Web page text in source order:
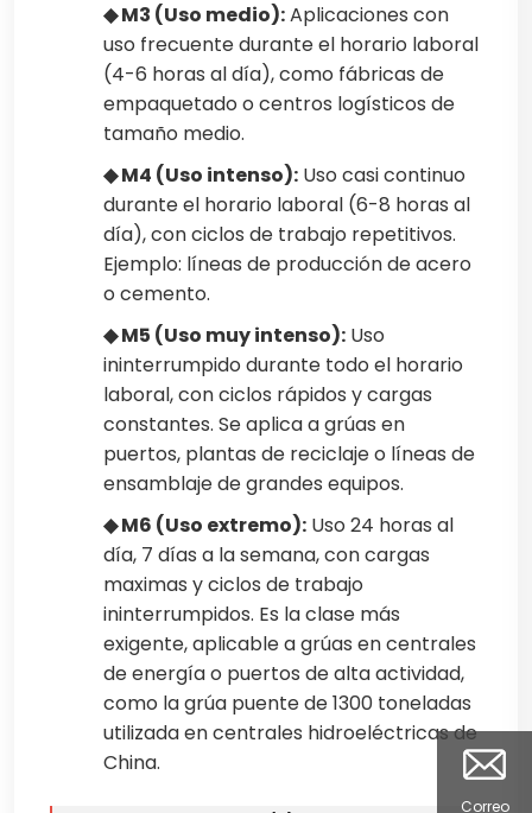
◆ M3 (Uso medio):Aplicaciones con
uso frecuente durante el horario laboral
(4-6 horas al día), como fábricas de
empaquetado o centros logísticos de
tamaño medio.
◆ M4 (Uso intenso): Uso casi continuo
durante el horario laboral (6-8 horas al
día), con ciclos de trabajo repetitivos.
Ejemplo: líneas de producción de acero
o cemento.
◆ M5 (Uso muy intenso): Uso
ininterrumpido durante todo el horario
laboral, con ciclos rápidos y cargas
constantes. Se aplica a grúas en
puertos, plantas de reciclaje o líneas de
ensamblaje de grandes equipos.
◆ M6 (Uso extremo): Uso 24 horas al
día, 7 días a la semana, con cargas
maximas y ciclos de trabajo
ininterrumpidos. Es la clase más
exigente, aplicable a grúas en centrales
de energía o puertos de alta actividad,
como la grúa puente de 1300 toneladas
utilizada en centrales hidroeléctricas de
China.
Correo